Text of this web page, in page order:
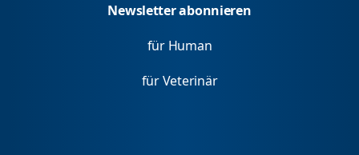
Newsletter abonnieren
für Human
für Veterinär